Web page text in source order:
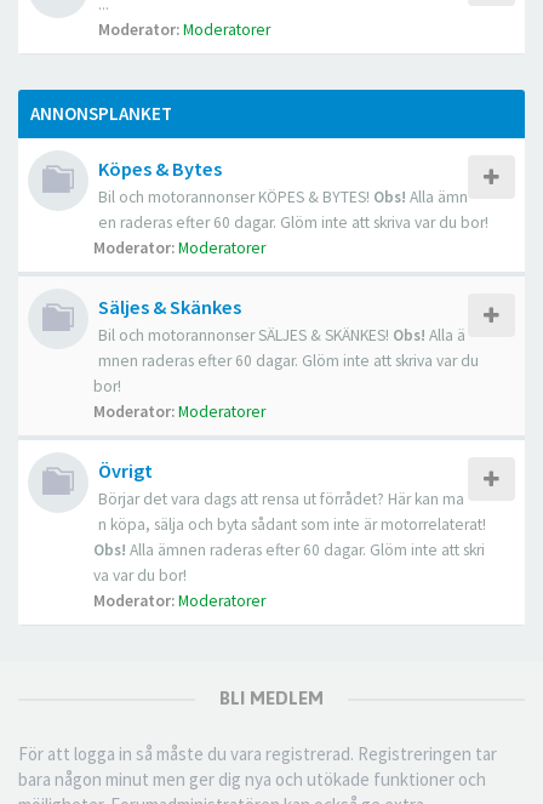
...
Moderator:Moderatorer
ANNONSPLANKET
Köpes & Bytes
Bil och motorannonser KÖPES & BYTES! Obs! Alla ämn
en raderas efter 60 dagar. Glöm inte att skriva var du bor!
Moderator:Moderatorer
Säljes & Skänkes
Bil och motorannonser SÄLJES & SKÄNKES! Obs! Alla ä
mnen raderas efter 60 dagar. Glöm inte att skriva var du
bor!
Moderator:Moderatorer
Övrigt
Börjar det vara dags att rensa ut förrådet? Här kan ma
n köpa, sälja och byta sådant som inte är motorrelaterat!
Obs! Alla ämnen raderas efter 60 dagar. Glöm inte att skri
va var du bor!
Moderator:Moderatorer
BLI MEDLEM
För att logga in så måste du vara registrerad. Registreringen tar
bara någon minut men ger dig nya och utökade funktioner och